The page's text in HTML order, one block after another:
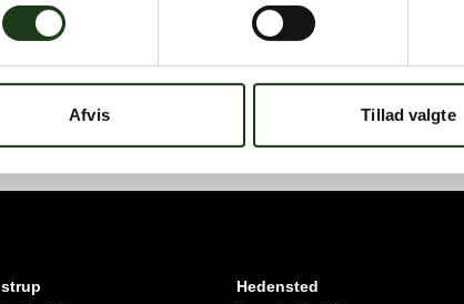
Afvis Tillad valgte
Har du brug
her for at hjælpe dig. Du er velkommen til at kontakte
Find
Hedensted